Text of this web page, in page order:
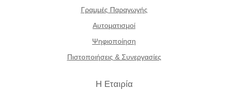
Γραμμές Παραγωγής
Αυτοματισμοί
Ψηφιοποίηση
Πιστοποιήσεις & Συνεργασίες
Η Εταιρία